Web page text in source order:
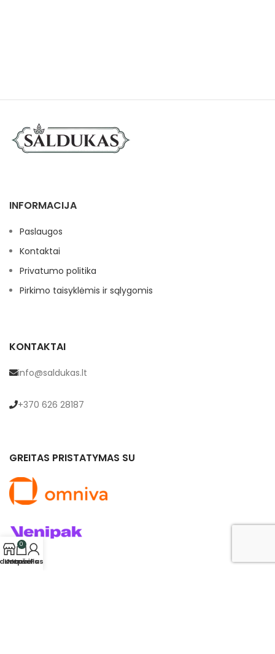
INFORMACIJA
Paslaugos
Kontaktai
Privatumo politika
Pirkimo taisyklėmis ir sąlygomis
KONTAKTAI
info@saldukas.lt
+370 626 28187
GREITAS PRISTATYMAS SU
0
Krepšelis
Mano Paskyra